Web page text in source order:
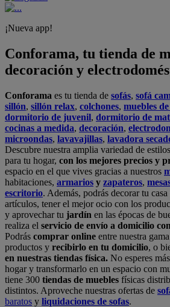
¡Nueva app!
Conforama, tu tienda de
decoración y
Conforama es tu tienda de sofás, sofá
sillón, sillón relax, colchones, muebles
dormitorio de juvenil, dormitorio de
cocinas a medida, decoración,
microondas, lavavajillas, lavadora
Descubre nuestra amplia variedad de
para tu hogar, con los mejores precios y
espacio en el que vives gracias a nuestros
habitaciones, armarios y zapateros,
escritorio. Además, podrás decorar tu
artículos, tener el mejor ocio con los
y aprovechar tu jardín en las épocas de
realiza el servicio de envío a domicilio
Podrás comprar online entre nuestra
productos y recibirlo en tu domicilio, o
en nuestras tiendas física. No esperes
hogar y transformarlo en un espacio con
tiene 300 tiendas de muebles físicas
distintos. Aproveche nuestras ofertas de
baratos y liquidaciones de sofas.